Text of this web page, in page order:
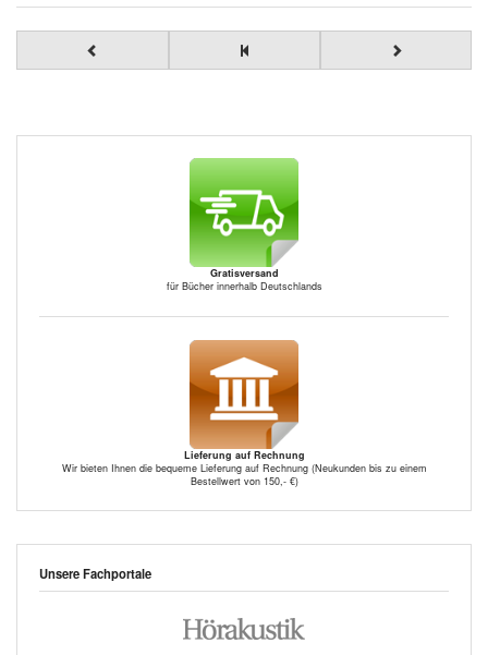
Gratisversand
für Bücher innerhalb Deutschlands
Lieferung auf Rechnung
Wir bieten Ihnen die bequeme Lieferung auf Rechnung (Neukunden bis zu einem
Bestellwert von 150,- €)
Unsere Fachportale